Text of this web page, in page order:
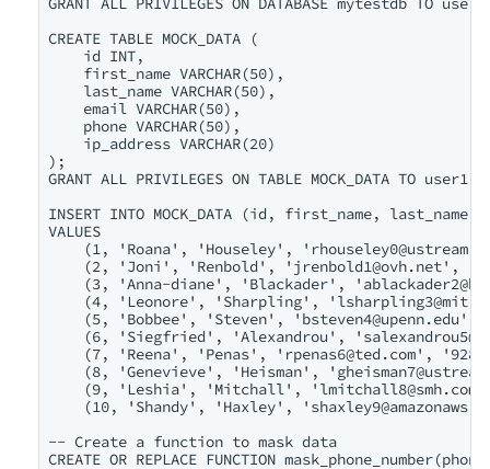
CREATE TABLE MOCK_DATA (
    id INT,
    first_name VARCHAR(50),
    last_name VARCHAR(50),
    email VARCHAR(50),
    phone VARCHAR(50),
    ip_address VARCHAR(20)
);
GRANT ALL PRIVILEGES ON TABLE MOCK_DATA TO user1;
INSERT INTO MOCK_DATA (id, first_name,
VALUES
    (1, 'Roana', 'Houseley', '
    (2, 'Joni', 'Renbold', '
jrenbold1@ovh.net',
    (3, 'Anna-diane', 'Blackader', '
    (4, 'Leonore', 'Sharpling', '
    (5, 'Bobbee', 'Steven', '
bsteven4@upenn.edu ',
    (6, 'Siegfried', 'Alexandrou', '
    (7, 'Reena', 'Penas', '
rpenas6@ted.com', '928-
    (8, 'Genevieve', 'Heisman', '
    (9, 'Leshia', 'Mitchall', '
    (10, 'Shandy', 'Haxley', '
-- Create a function to mask data
CREATE OR REPLACE FUNCTION